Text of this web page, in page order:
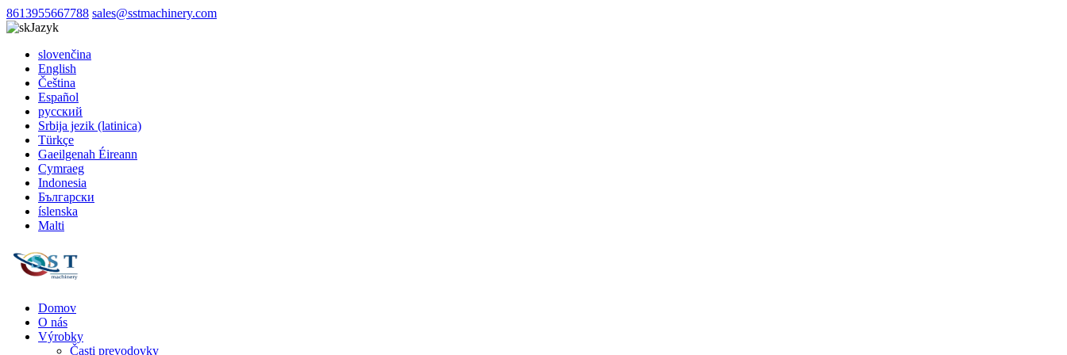
8613955667788 sales@sstmachinery.com
Jazyk
slovenčina
English
Čeština
Español
русский
Srbija jezik (latinica)
Türkçe
Gaeilgenah Éireann
Cymraeg
Indonesia
Български
íslenska
Malti
Domov
O nás
Výrobky
Časti prevodovky